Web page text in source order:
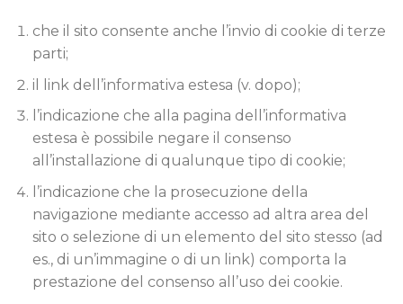
che il sito consente anche l’invio di cookie di terze
parti;
il link dell’informativa estesa (v. dopo);
l’indicazione che alla pagina dell’informativa
estesa è possibile negare il consenso
all’installazione di qualunque tipo di cookie;
l’indicazione che la prosecuzione della
navigazione mediante accesso ad altra area del
sito o selezione di un elemento del sito stesso (ad
es., di un’immagine o di un link) comporta la
prestazione del consenso all’uso dei cookie.